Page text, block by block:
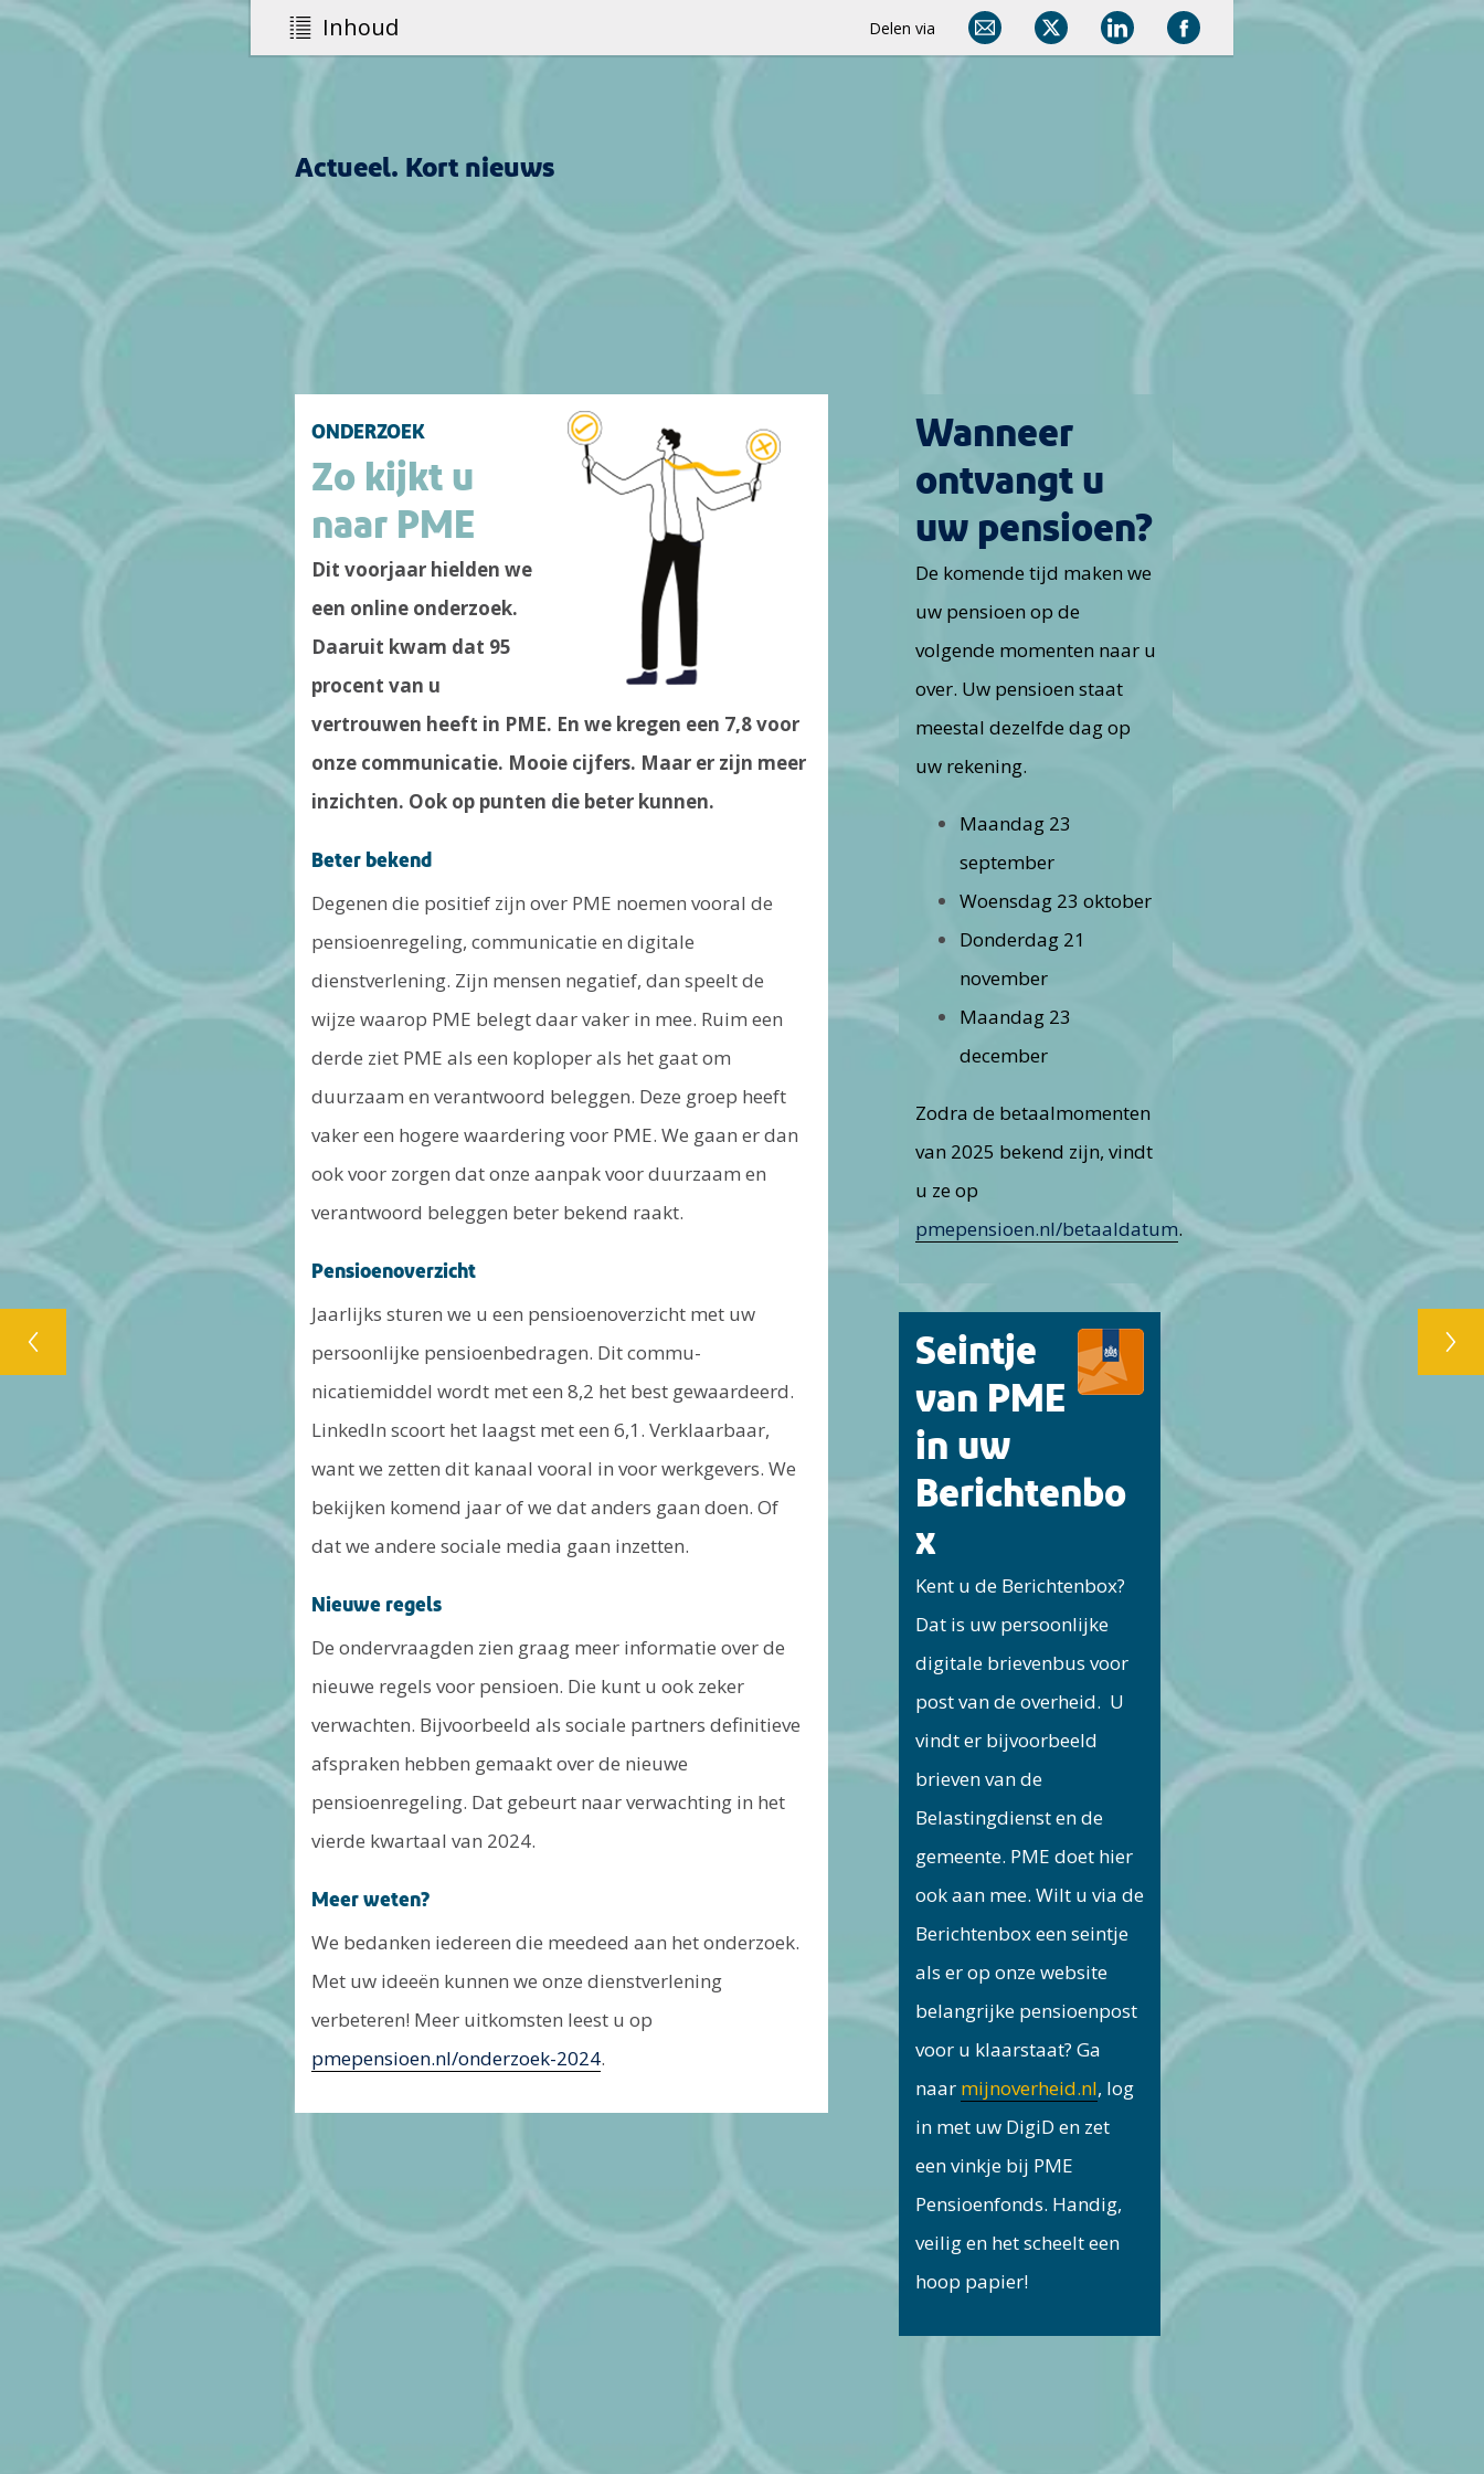
Inhoud Delen via
Actueel. Kort nieuws
ONDERZOEK
Zo kijkt u
naar PME
Dit voorjaar hielden we
een online onderzoek.
Daaruit kwam dat 95
procent van u
vertrouwen heeft in PME. En we kregen een 7,8 voor
onze communicatie. Mooie cijfers. Maar er zijn meer
inzichten. Ook op punten die beter kunnen.
Beter bekend
Degenen die positief zijn over PME noemen vooral de
pensioenregeling, communicatie en digitale
dienstverlening. Zijn mensen negatief, dan speelt de
wijze waarop PME belegt daar vaker in mee. Ruim een
derde ziet PME als een koploper als het gaat om
duurzaam en verantwoord beleggen. Deze groep heeft
vaker een hogere waardering voor PME. We gaan er dan
ook voor zorgen dat onze aanpak voor duurzaam en
verantwoord beleggen beter bekend raakt.
Pensioenoverzicht
Jaarlijks sturen we u een pensioenoverzicht met uw
persoonlijke pensioenbedragen. Dit commu­
nicatiemiddel wordt met een 8,2 het best gewaardeerd.
LinkedIn scoort het laagst met een 6,1. Verklaarbaar,
want we zetten dit kanaal vooral in voor werkgevers. We
bekijken komend jaar of we dat anders gaan doen. Of
dat we andere sociale media gaan inzetten.
Nieuwe regels
De ondervraagden zien graag meer informatie over de
nieuwe regels voor pensioen. Die kunt u ook zeker
verwachten. Bijvoorbeeld als sociale partners definitieve
afspraken hebben gemaakt over de nieuwe
pensioenregeling. Dat gebeurt naar verwachting in het
vierde kwartaal van 2024.
Meer weten?
We bedanken iedereen die meedeed aan het ­onderzoek.
Met uw ideeën kunnen we onze ­dienstverlening
verbeteren! Meer uitkomsten leest u op
pmepensioen.nl/onderzoek-2024.
Wanneer
ontvangt u
uw pensioen?
De komende tijd maken we
uw pensioen op de
volgende momenten naar u
over. Uw pensioen staat
meestal dezelfde dag op
uw rekening.
Maandag 23
september
Woensdag 23 oktober
Donderdag 21
november
Maandag 23
december
Zodra de betaalmomenten
van 2025 bekend zijn, vindt
u ze op
pmepensioen.nl/betaaldatum.
Seintje
van PME
in uw
Berichtenbo
x
Kent u de Berichtenbox?
Dat is uw persoonlijke
digitale brievenbus voor
post van de overheid. U
vindt er bijvoorbeeld
brieven van de
Belastingdienst en de
gemeente. PME doet hier
ook aan mee. Wilt u via de
Berichtenbox een seintje
als er op onze website
belangrijke pensioenpost
voor u klaarstaat? Ga
naar mijnoverheid.nl, log
in met uw DigiD en zet
een vinkje bij PME
Pensioenfonds. Handig,
veilig en het scheelt een
hoop papier!